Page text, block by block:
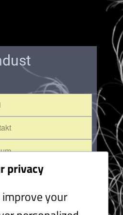
privacy
improve your